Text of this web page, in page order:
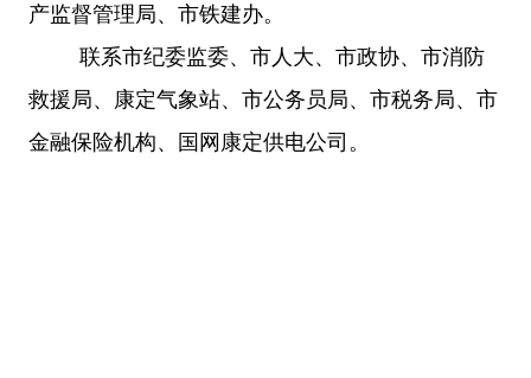
产监督管理局、市铁建办。
联系市纪委监委、市人大、市政协、市消防
救援局、康定气象站、市公务员局、市税务局、市
金融保险机构、国网康定供电公司。